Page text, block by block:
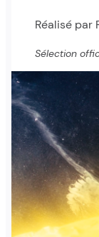
Réalisé par
Sélection